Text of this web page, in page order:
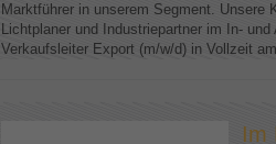
Marktführer in unserem Segment. Unsere
Lichtplaner und Industriepartner im In-
Verkaufsleiter Export (m/w/d) in Vollzeit
Im